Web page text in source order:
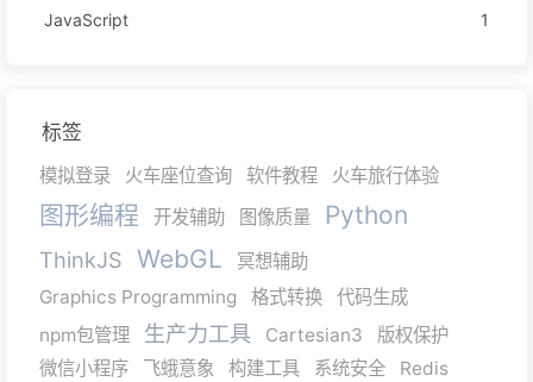
JavaScript
1
标签
模拟登录 火车座位查询 软件教程 火车旅行体验
图形编程 开发辅助 图像质量 Python
ThinkJS WebGL
冥想辅助
Graphics Programming
格式转换
代码生成
npm包管理
生产力工具 Cartesian3
版权保护
微信小程序
飞蛾意象 构建工具 系统安全
Redis